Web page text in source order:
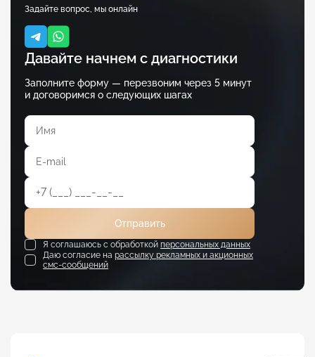
Задайте вопрос, мы онлайн
Давайте начнем с диагностики
Заполните форму — перезвоним через 5 минут
и договоримся о следующих шагах
Отправить
Я соглашаюсь с обработкой персональных данных
Даю согласие на рассылку рекламных и акционных
смс-сообщений